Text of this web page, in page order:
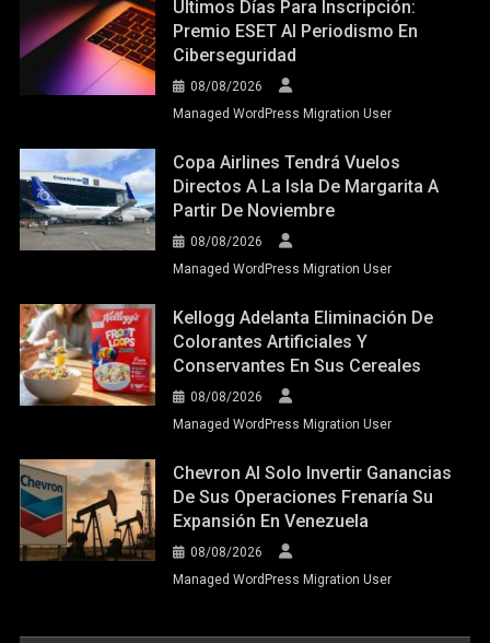
Últimos Días Para Inscripción:
Premio ESET Al Periodismo En
Ciberseguridad
08/08/2026
Managed WordPress Migration User
Copa Airlines Tendrá Vuelos
Directos A La Isla De Margarita A
Partir De Noviembre
08/08/2026
Managed WordPress Migration User
Kellogg Adelanta Eliminación De
Colorantes Artificiales Y
Conservantes En Sus Cereales
08/08/2026
Managed WordPress Migration User
Chevron Al Solo Invertir Ganancias
De Sus Operaciones Frenaría Su
Expansión En Venezuela
08/08/2026
Managed WordPress Migration User